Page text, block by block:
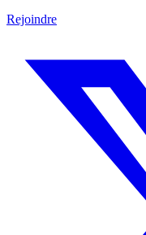
Rejoindre